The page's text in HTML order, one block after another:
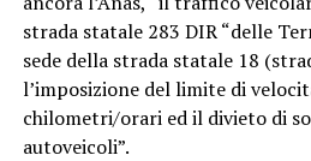
strada statale 283 DIR “delle
sede della strada statale 18
l’imposizione del limite di
chilometri/orari ed il divieto di
autoveicoli”.